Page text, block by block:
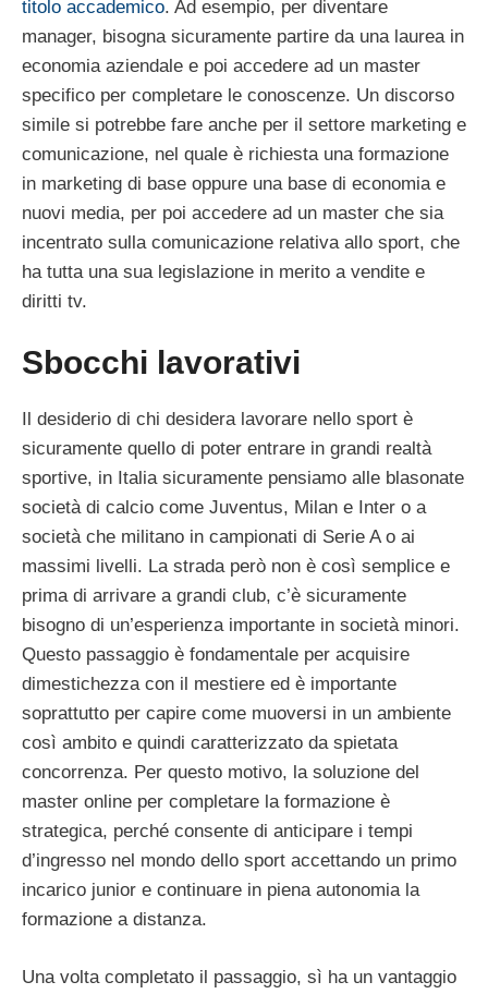
titolo accademico. Ad esempio, per diventare
manager, bisogna sicuramente partire da una laurea in
economia aziendale e poi accedere ad un master
specifico per completare le conoscenze. Un discorso
simile si potrebbe fare anche per il settore marketing e
comunicazione, nel quale è richiesta una formazione
in marketing di base oppure una base di economia e
nuovi media, per poi accedere ad un master che sia
incentrato sulla comunicazione relativa allo sport, che
ha tutta una sua legislazione in merito a vendite e
diritti tv.
Sbocchi lavorativi
Il desiderio di chi desidera lavorare nello sport è
sicuramente quello di poter entrare in grandi realtà
sportive, in Italia sicuramente pensiamo alle blasonate
società di calcio come Juventus, Milan e Inter o a
società che militano in campionati di Serie A o ai
massimi livelli. La strada però non è così semplice e
prima di arrivare a grandi club, c’è sicuramente
bisogno di un’esperienza importante in società minori.
Questo passaggio è fondamentale per acquisire
dimestichezza con il mestiere ed è importante
soprattutto per capire come muoversi in un ambiente
così ambito e quindi caratterizzato da spietata
concorrenza. Per questo motivo, la soluzione del
master online per completare la formazione è
strategica, perché consente di anticipare i tempi
d’ingresso nel mondo dello sport accettando un primo
incarico junior e continuare in piena autonomia la
formazione a distanza.
Una volta completato il passaggio, sì ha un vantaggio